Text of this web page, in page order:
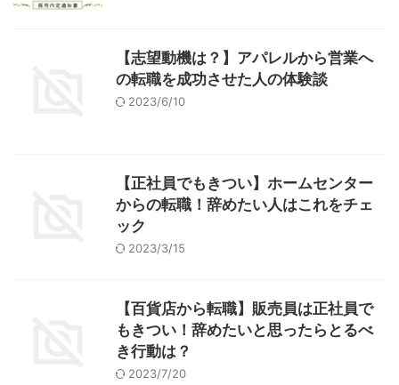
【志望動機は？】アパレルから営業へ
の転職を成功させた人の体験談
2023/6/10
【正社員でもきつい】ホームセンター
からの転職！辞めたい人はこれをチェ
ック
2023/3/15
【百貨店から転職】販売員は正社員で
もきつい！辞めたいと思ったらとるべ
き行動は？
2023/7/20